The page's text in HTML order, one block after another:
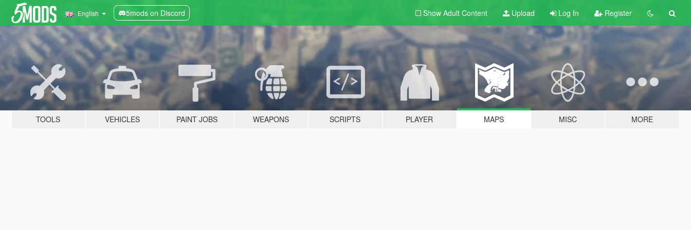
English 5mods on Discord Show Adult Content Upload Log In Register
TOOLS VEHICLES PAINT JOBS WEAPONS SCRIPTS PLAYER MAPS MISC MORE